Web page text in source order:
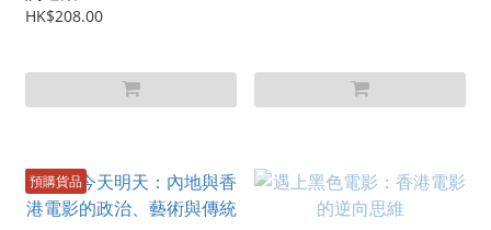
HK$208.00
預購貨品